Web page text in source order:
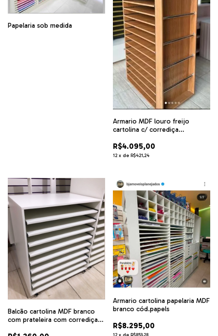
Papelaria sob medida
Armario MDF louro freijo
cartolina c/ corrediça
R$4.095,00
12 x de R$421,24
Balcão cartolina MDF branco
com prateleira com corrediça
Armario cartolina papelaria MDF
branco cód.papels
R$8.295,00